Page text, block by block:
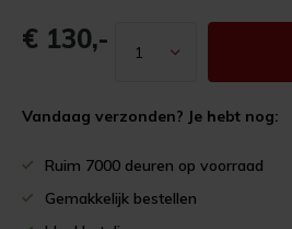
€ 130,-
Vandaag verzonden? Je hebt nog:
Ruim 7000 deuren op voorraad
Gemakkelijk bestellen